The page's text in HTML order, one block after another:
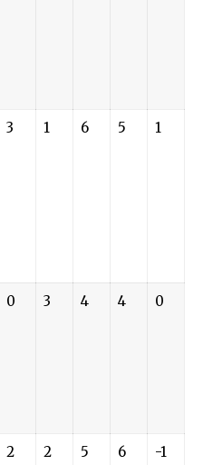
3 1 6 5 1
0 3 4 4 0
2 2 5 6 -1